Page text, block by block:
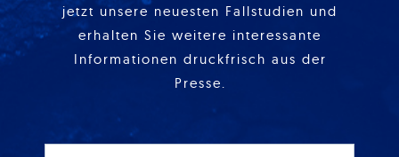
jetzt unsere neuesten Fallstudien und
erhalten Sie weitere interessante
Informationen druckfrisch aus der
Presse.